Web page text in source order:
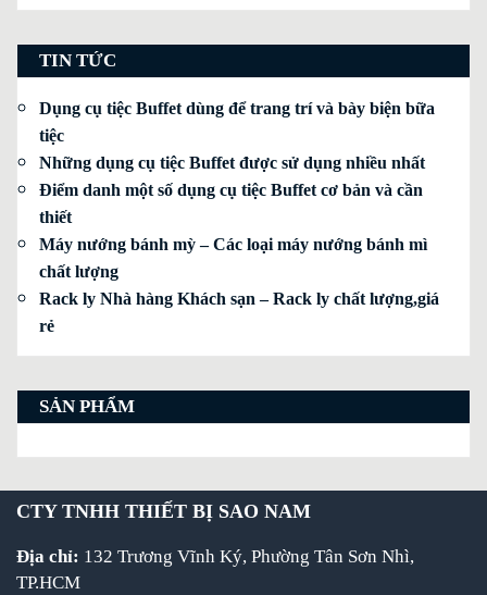
TIN TỨC
Dụng cụ tiệc Buffet dùng để trang trí và bày biện bữa
tiệc
Những dụng cụ tiệc Buffet được sử dụng nhiều nhất
Điểm danh một số dụng cụ tiệc Buffet cơ bản và cần
thiết
Máy nướng bánh mỳ – Các loại máy nướng bánh mì
chất lượng
Rack ly Nhà hàng Khách sạn – Rack ly chất lượng,giá
rẻ
SẢN PHẨM
CTY TNHH THIẾT BỊ SAO NAM
Địa chỉ: 132 Trương Vĩnh Ký, Phường Tân Sơn Nhì,
TP.HCM